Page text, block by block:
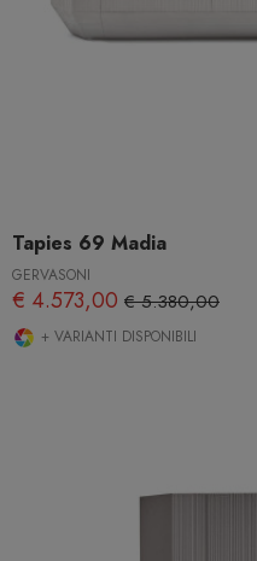
Tapies 69 Madia
GERVASONI
€ 4.573,00 € 5.380,00
+ VARIANTI DISPONIBILI